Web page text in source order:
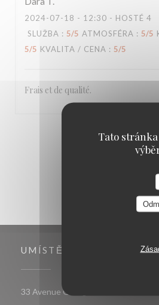
Tato stránka
2024-07-18 - 12:30 - HOSTÉ 4
SLUŽBA : 5/5 ATMOSFÉRA : 5/5
5/5 KVALITA / CENA : 5/5
Frais et de qualité.
1 2
UMÍSTĚNÍ
33 Avenue Georges Clemenceau